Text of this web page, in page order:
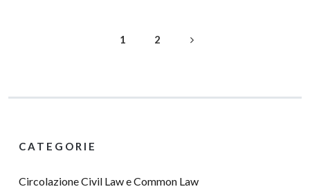
1 2
CATEGORIE
Circolazione Civil Law e Common Law